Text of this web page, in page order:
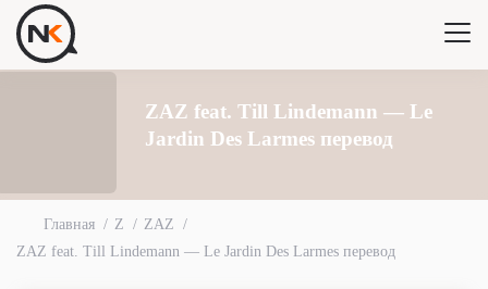
ZAZ feat. Till Lindemann — Le
Jardin Des Larmes перевод
Главная Z
ZAZ
ZAZ feat. Till Lindemann — Le Jardin Des Larmes перевод